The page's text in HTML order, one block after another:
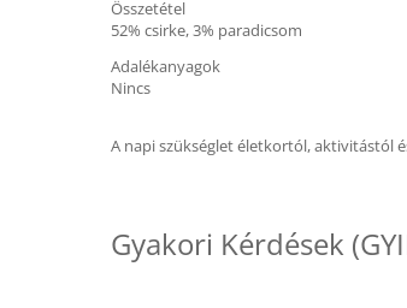
Összetétel
52% csirke, 3% paradicsom
Adalékanyagok
Nincs
A napi szükséglet életkortól, aktivitástól
Gyakori Kérdések